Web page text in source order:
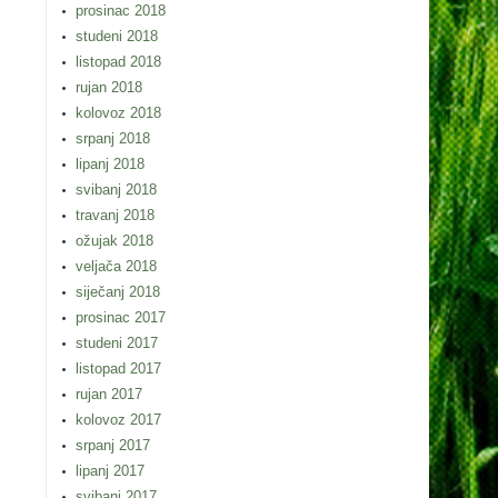
prosinac 2018
studeni 2018
listopad 2018
rujan 2018
kolovoz 2018
srpanj 2018
lipanj 2018
svibanj 2018
travanj 2018
ožujak 2018
veljača 2018
siječanj 2018
prosinac 2017
studeni 2017
listopad 2017
rujan 2017
kolovoz 2017
srpanj 2017
lipanj 2017